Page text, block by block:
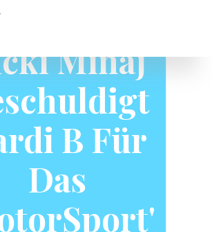
Minaj
B Für
Das